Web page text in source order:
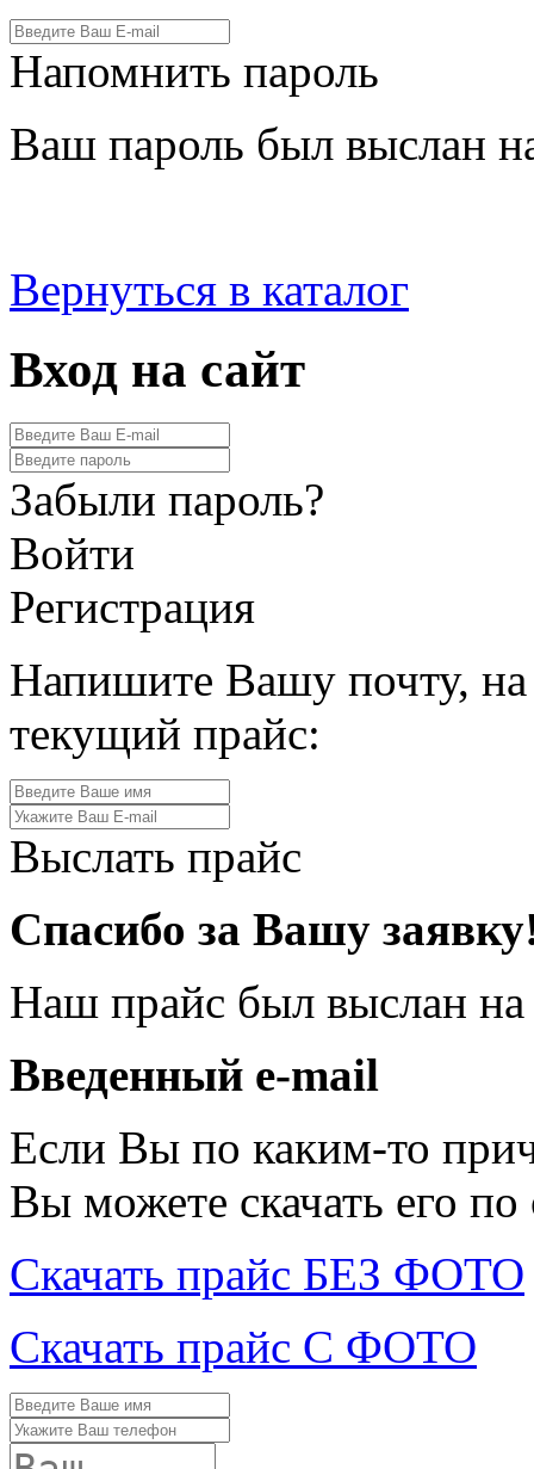
Напомнить пароль
Ваш пароль был выслан
Вернуться в каталог
Вход на сайт
Забыли пароль?
Войти
Регистрация
Напишите Вашу почту,
текущий прайс:
Выслать прайс
Спасибо за Вашу
Наш прайс был выслан
Введенный e-mail
Если Вы по каким-то
Вы можете скачать его
Скачать прайс БЕЗ ФОТО
Скачать прайс С ФОТО